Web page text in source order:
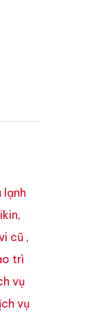
lạnh
,
cũ ,
trì
vụ
vụ